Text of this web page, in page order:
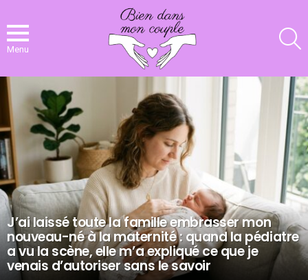
Menu
NOS
DERNIERS
ARTICLES
J’ai laissé toute la famille embrasser mon
nouveau-né à la maternité : quand la pédiatre
a vu la scène, elle m’a expliqué ce que je
venais d’autoriser sans le savoir